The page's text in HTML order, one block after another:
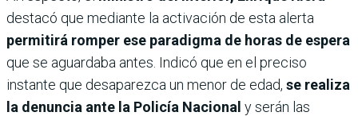
destacó que mediante la activación de esta alerta
permitirá romper ese paradigma de horas de espera
que se aguardaba antes. Indicó que en el preciso
instante que desaparezca un menor de edad, se realiza
la denuncia ante la Policía Nacional y serán las